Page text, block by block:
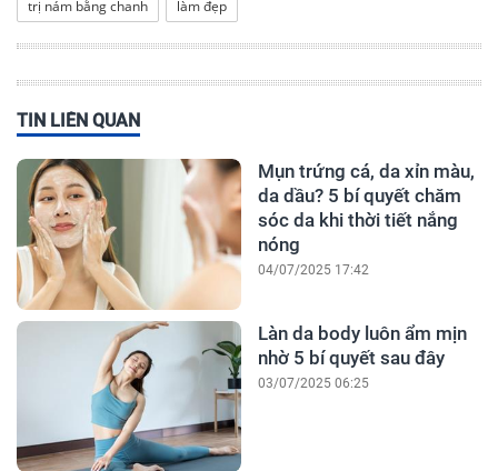
trị nám bằng chanh làm đẹp
TIN LIÊN QUAN
Mụn trứng cá, da xỉn màu,
da dầu? 5 bí quyết chăm
sóc da khi thời tiết nắng
nóng
04/07/2025 17:42
Làn da body luôn ẩm mịn
nhờ 5 bí quyết sau đây
03/07/2025 06:25